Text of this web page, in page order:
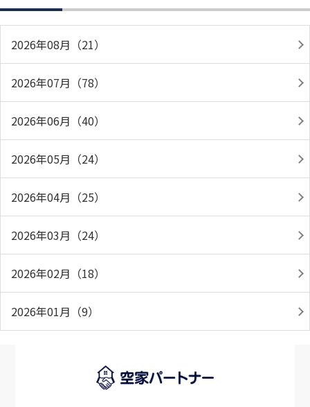
2026年08月（21）
2026年07月（78）
2026年06月（40）
2026年05月（24）
2026年04月（25）
2026年03月（24）
2026年02月（18）
2026年01月（9）